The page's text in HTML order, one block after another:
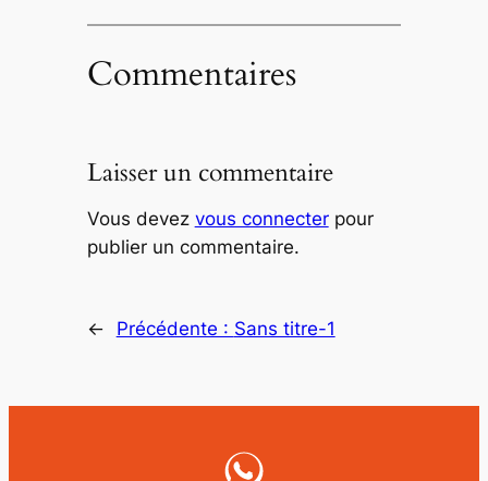
Commentaires
Laisser un commentaire
Vous devez vous connecterpour
publier un commentaire.
← Précédente : Sans titre-1